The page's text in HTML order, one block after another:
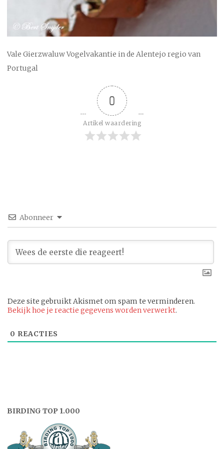
Vale Gierzwaluw Vogelvakantie in de Alentejo regio van
Portugal
0
Artikel waardering
Abonneer
Deze site gebruikt Akismet om spam te verminderen.
Bekijk hoe je reactie gegevens worden verwerkt.
0 REACTIES
BIRDING TOP 1.000